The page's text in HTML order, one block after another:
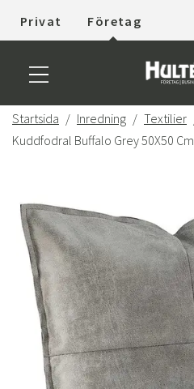
Privat Företag
Startsida Inredning Textilier
Kuddfodral Buffalo Grey 50X50 Cm